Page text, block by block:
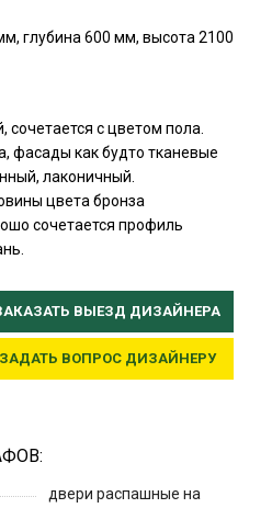
глубина 600 мм, высота 2100
с цветом пола.
фасады как будто тканевые
лаконичный.
цвета бронза
сочетается профиль
ВЫЕЗД ДИЗАЙНЕРА
ЗАДАТЬ ВОПРОС ДИЗАЙНЕРУ
двери распашные на